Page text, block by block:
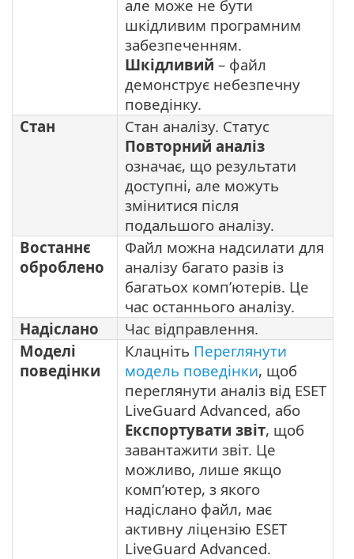
але може не бути
шкідливим програмним
забезпеченням.
Шкідливий – файл
демонструє небезпечну
поведінку.
Стан
Стан аналізу. Статус
Повторний аналіз
означає, що результати
доступні, але можуть
змінитися після
подальшого аналізу.
Востаннє
оброблено
Файл можна надсилати для
аналізу багато разів із
багатьох комп’ютерів. Це
час останнього аналізу.
Надіслано
Час відправлення.
Моделі
поведінки
Клацніть Переглянути
модель поведінки, щоб
переглянути аналіз від ESET
LiveGuard Advanced, або
Експортувати звіт, щоб
завантажити звіт. Це
можливо, лише якщо
комп’ютер, з якого
надіслано файл, має
активну ліцензію ESET
LiveGuard Advanced.